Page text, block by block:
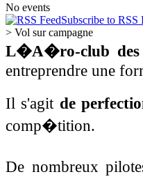
No events
Subscribe to RSS
> Vol sur campagne
L�A�ro-club des
entreprendre une
Il s'agit de
comp�tition.
De nombreux